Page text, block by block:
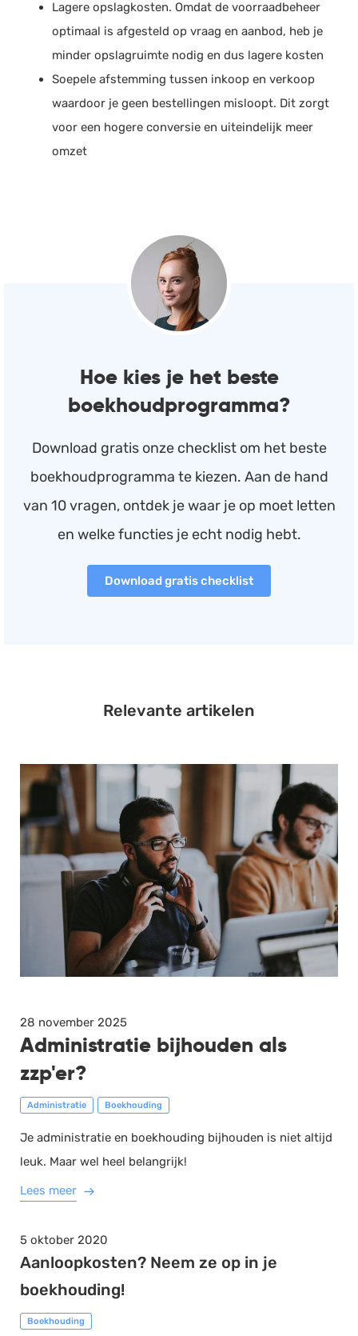
Lagere opslagkosten. Omdat de voorraadbeheer
optimaal is afgesteld op vraag en aanbod, heb je
minder opslagruimte nodig en dus lagere kosten
Soepele afstemming tussen inkoop en verkoop
waardoor je geen bestellingen misloopt. Dit zorgt
voor een hogere conversie en uiteindelijk meer
omzet
Hoe kies je het beste
boekhoudprogramma?
Download gratis onze checklist om het beste
boekhoudprogramma te kiezen. Aan de hand
van 10 vragen, ontdek je waar je op moet letten
en welke functies je echt nodig hebt.
Download gratis checklist
Relevante artikelen
28 november 2025
Administratie bijhouden als
zzp'er?
Administratie Boekhouding
Je administratie en boekhouding bijhouden is niet altijd
leuk. Maar wel heel belangrijk!
Lees meer
5 oktober 2020
Aanloopkosten? Neem ze op in je
boekhouding!
Boekhouding